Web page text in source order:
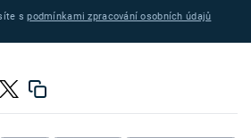
spodmínkami zpracování osobních údajů